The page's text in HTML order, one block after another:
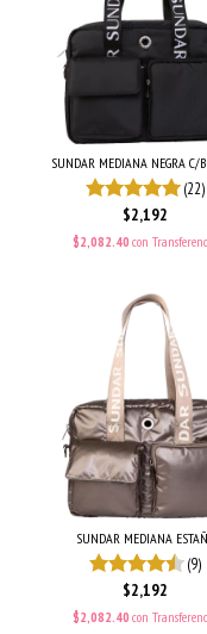
SUNDAR MEDIANA NEGRA C/
(22)
$2,192
$2,082.40 con
SUNDAR MEDIANA
(9)
$2,192
$2,082.40 con